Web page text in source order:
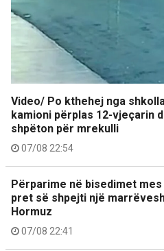
Video/ Po kthehej nga
kamioni përplas 12-vjeçarin
shpëton për mrekulli
07/08 22:54
Përparime në bisedimet mes
pret së shpejti një
Hormuz
07/08 22:41